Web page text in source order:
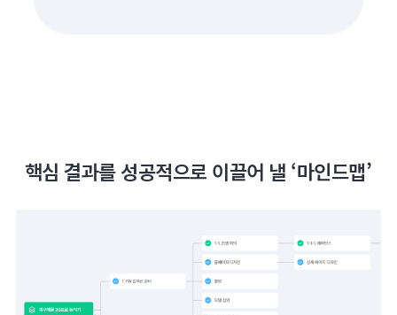
핵심 결과를 성공적으로 이끌어 낼 ‘마인드맵’